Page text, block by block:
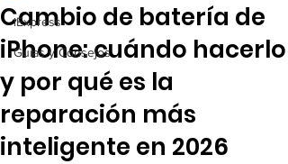
iExpress
Guías y Consejos
Cambio de batería de
iPhone: cuándo hacerlo
y por qué es la
reparación más
inteligente en 2026